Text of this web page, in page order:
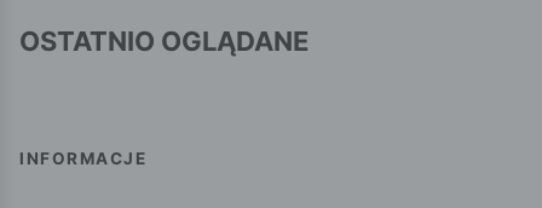
OSTATNIO OGLĄDANE
INFORMACJE